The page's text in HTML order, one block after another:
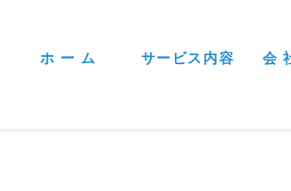
ホ ー ム サービス内容 会